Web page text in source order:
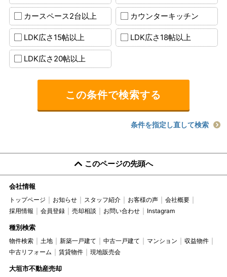
カースペース2台以上 カウンターキッチン
LDK広さ15帖以上 LDK広さ18帖以上
LDK広さ20帖以上
条件を指定し直して検索
このページの先頭へ
会社情報
トップページ お知らせ スタッフ紹介 お客様の声
会社概要
採用情報
会員登録 売却相談 お問い合わせ Instagram
種別検索
物件検索 土地 新築一戸建て 中古一戸建て マンション
収益物件
中古リフォーム
賃貸物件 現地販売会
大垣市不動産売却